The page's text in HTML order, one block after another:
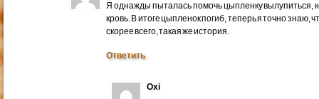
Я однажды пыталась помочь цыпленку вылупиться,
кровь. В итоге цыпленок погиб, теперь я точно знаю,
скорее всего, такая же история.
Ответить
Oxi